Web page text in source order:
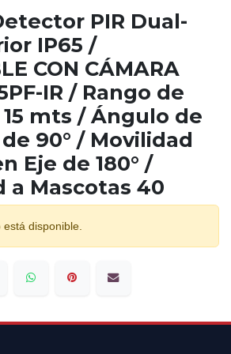
PIR Dual-
IP65 /
CON CÁMARA
IR / Rango de
mts / Ángulo de
90° / Movilidad
Eje de 180° /
a Mascotas 40
disponible.